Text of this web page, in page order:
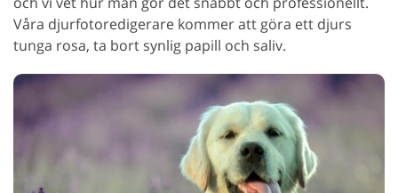
Våra djurfotoredigerare kommer att göra ett djurs
tunga rosa, ta bort synlig papill och saliv.